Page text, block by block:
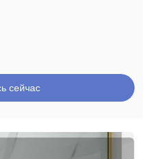
сейчас